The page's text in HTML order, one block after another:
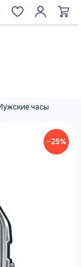
часы
−25%